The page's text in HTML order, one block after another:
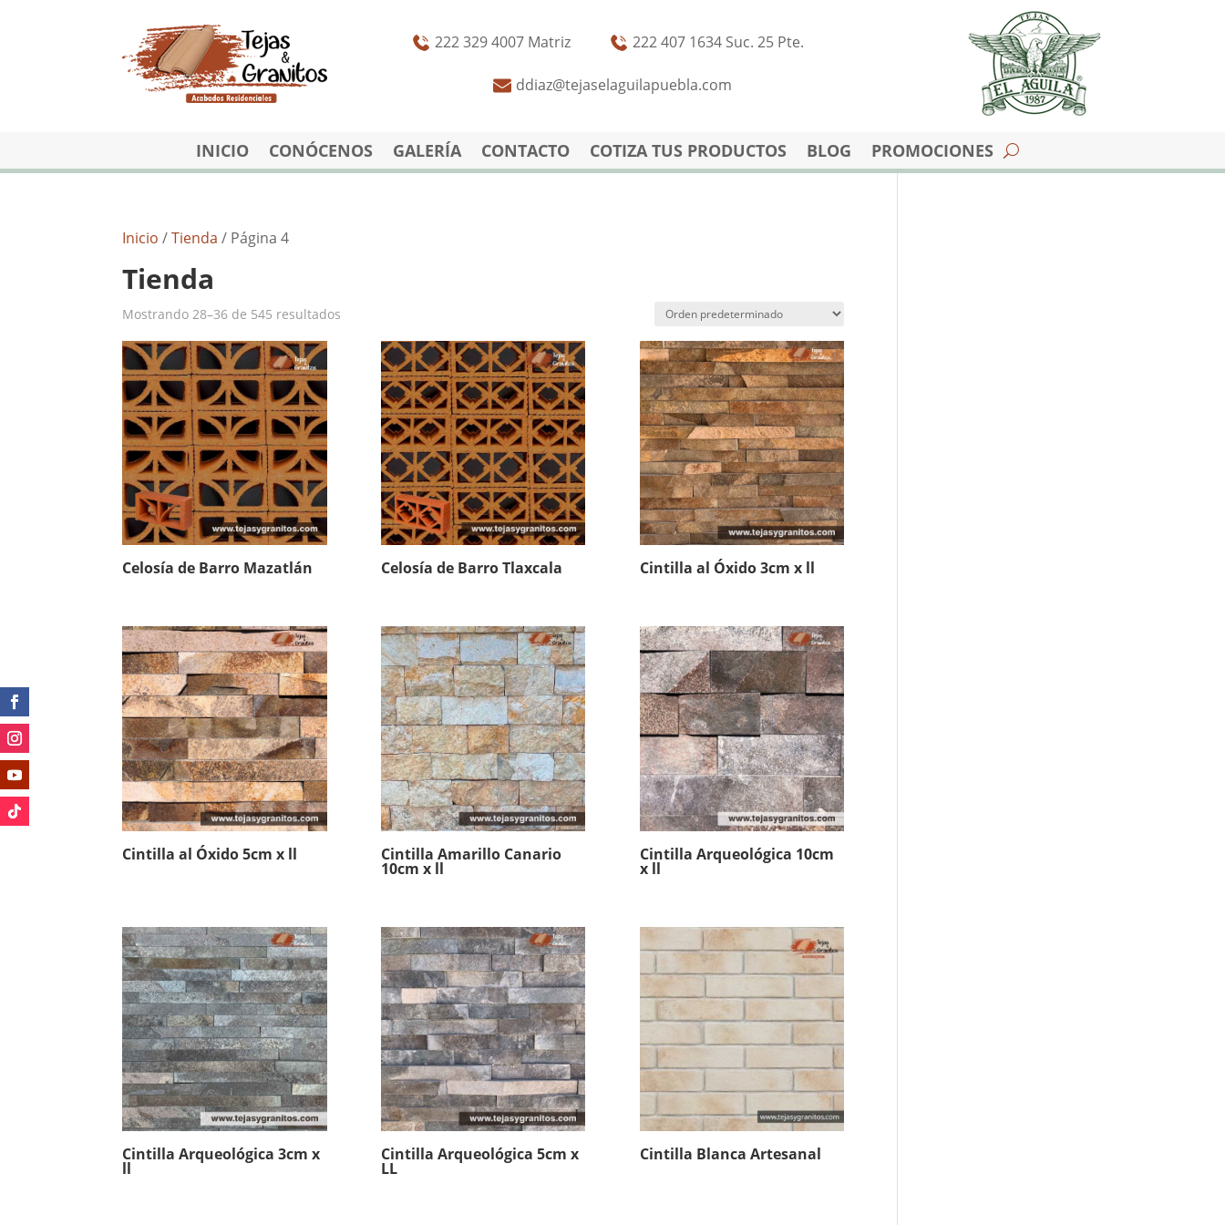
222 329 4007 Matriz 222 407 1634 Suc. 25 Pte.
ddiaz@tejaselaguilapuebla.com
INICIO CONÓCENOS GALERÍA CONTACTO COTIZA TUS PRODUCTOS BLOG PROMOCIONES
Inicio /Tienda / Página 4
Tienda
Mostrando 28–36 de 545 resultados
Celosía de Barro Mazatlán Celosía de Barro Tlaxcala Cintilla al Óxido 3cm x ll
Cintilla al Óxido 5cm x ll Cintilla Amarillo Canario
10cm x ll
Cintilla Arqueológica 10cm
x ll
Cintilla Arqueológica 3cm x
ll
Cintilla Arqueológica 5cm x
LL
Cintilla Blanca Artesanal